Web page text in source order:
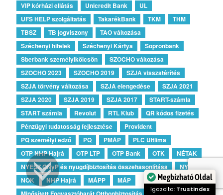
VIP kórházi ellátás
Unicredit Bank
UL
UFS HELP szolgáltatás
TakarékBank TKM
THM
TBSZ
TB jogviszony
TAO változása
Széchenyi hitelek
Széchenyi Kártya
Sopronbank
Sberbank személyikölcsön
SZOCHO változása
SZOCHO 2023
SZOCHO 2019
SZJA visszatérítés
SZJA törvény változása
SZJA elengedése
SZJA 2021
SZJA 2020
SZJA 2019 SZJA 2017
START-számla
START számla
Revolut RTL Klub
QR kódos fizetés
Pénzügyi tudatosság fejlesztése
Provident
PQ személyi edző
PQ PMÁP
PLC Ultlima
OTP NHP Hajrá
OTP LTP OTP Bank OTK
NÉTAK
NYESZ ÖNyP és nyugdíjbiztosítás összehasonlítása
NYESZ
NOK
NHP Hajrá MÁPP
MÁP
Megbízható Oldal
Igazolta: Trustindex